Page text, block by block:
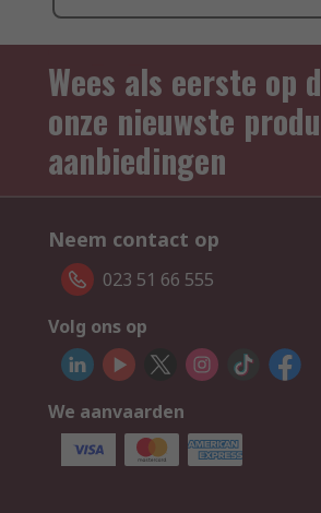
Wees als eerste op
onze nieuwste
aanbiedingen
Neem contact op
023 51 66 555
Volg ons op
We aanvaarden